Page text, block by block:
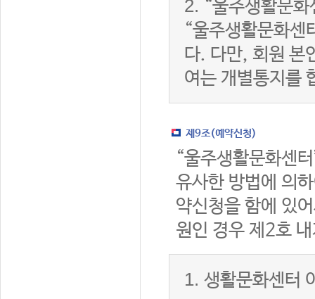
2. “울주생활문
“울주생활문화센
다. 다만, 회원 본
여는 개별통지를
제9조(예약신청)
“울주생활문화센
유사한 방법에 의
약신청을 함에 있
원인 경우 제2호
1. 생활문화센터